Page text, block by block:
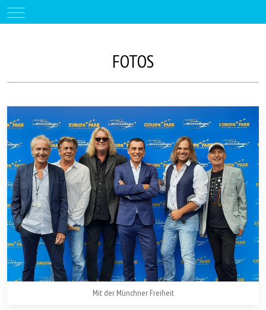
Mobile Menu Toggle
FOTOS
Mit der Münchner Freiheit